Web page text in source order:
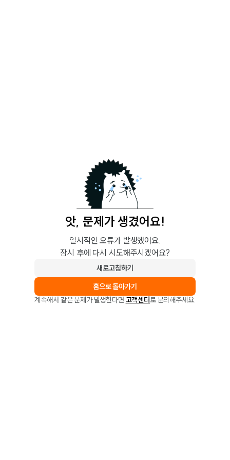
앗, 문제가 생겼어요!
일시적인 오류가 발생했어요.
잠시 후에 다시 시도해주시겠어요?
새로고침하기
홈으로 돌아가기
계속해서 같은 문제가 발생한다면 고객센터로 문의해주세요.